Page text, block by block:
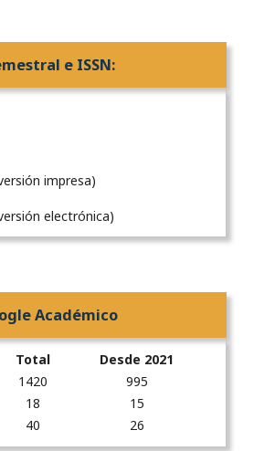
e ISSN:
impresa)
electrónica)
Académico
Total
Desde 2021
1420
995
18
15
40 26